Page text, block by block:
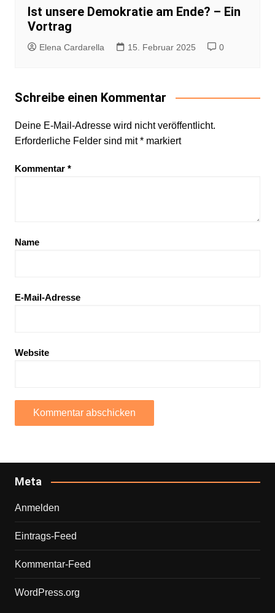
Ist unsere Demokratie am Ende? – Ein
Vortrag
Elena Cardarella 15. Februar 2025 0
Schreibe einen Kommentar
Deine E-Mail-Adresse wird nicht veröffentlicht.
Erforderliche Felder sind mit*markiert
Kommentar *
Name
E-Mail-Adresse
Website
Meta
Anmelden
Eintrags-Feed
Kommentar-Feed
WordPress.org